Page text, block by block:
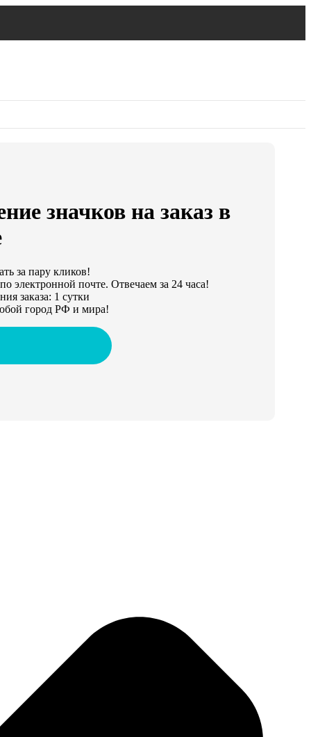
значков на заказ в
за пару кликов!
электронной почте. Отвечаем за 24 часа!
заказа: 1 сутки
город РФ и мира!